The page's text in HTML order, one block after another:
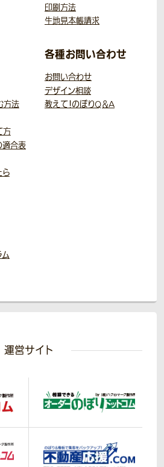
印刷方法
生地見本帳請求
方法
方
適合表
ら
各種お問い合わせ
お問い合わせ
デザイン相談
教えて！のぼりQ＆A
運営サイト